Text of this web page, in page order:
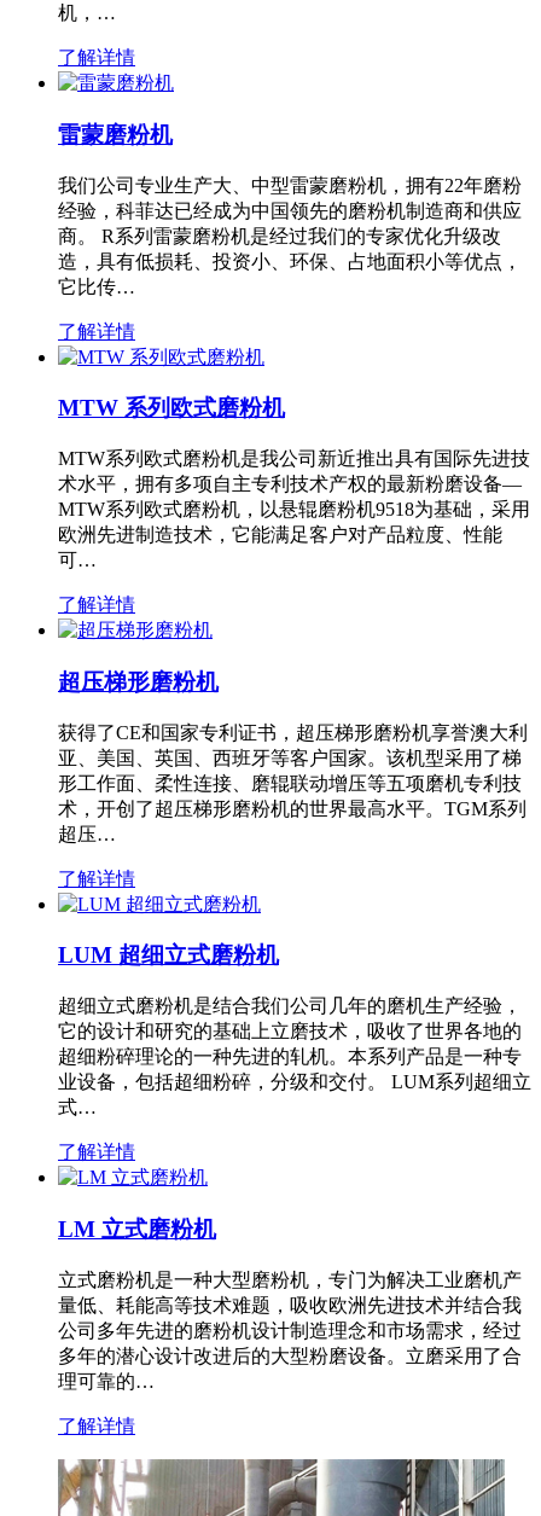
机，…
了解详情
雷蒙磨粉机
我们公司专业生产大、中型雷蒙磨粉机，拥有22年磨粉
经验，科菲达已经成为中国领先的磨粉机制造商和供应
商。 R系列雷蒙磨粉机是经过我们的专家优化升级改
造，具有低损耗、投资小、环保、占地面积小等优点，
它比传…
了解详情
MTW 系列欧式磨粉机
MTW系列欧式磨粉机是我公司新近推出具有国际先进技
术水平，拥有多项自主专利技术产权的最新粉磨设备—
MTW系列欧式磨粉机，以悬辊磨粉机9518为基础，采用
欧洲先进制造技术，它能满足客户对产品粒度、性能
可…
了解详情
超压梯形磨粉机
获得了CE和国家专利证书，超压梯形磨粉机享誉澳大利
亚、美国、英国、西班牙等客户国家。该机型采用了梯
形工作面、柔性连接、磨辊联动增压等五项磨机专利技
术，开创了超压梯形磨粉机的世界最高水平。TGM系列
超压…
了解详情
LUM 超细立式磨粉机
超细立式磨粉机是结合我们公司几年的磨机生产经验，
它的设计和研究的基础上立磨技术，吸收了世界各地的
超细粉碎理论的一种先进的轧机。本系列产品是一种专
业设备，包括超细粉碎，分级和交付。 LUM系列超细立
式…
了解详情
LM 立式磨粉机
立式磨粉机是一种大型磨粉机，专门为解决工业磨机产
量低、耗能高等技术难题，吸收欧洲先进技术并结合我
公司多年先进的磨粉机设计制造理念和市场需求，经过
多年的潜心设计改进后的大型粉磨设备。立磨采用了合
理可靠的…
了解详情